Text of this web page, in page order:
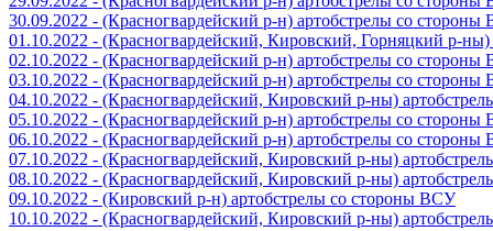
30.09.2022 - (Красногвардейский р-н) артобстрелы со
01.10.2022 - (Красногвардейский, Кировский, Горняцкий р-
02.10.2022 - (Красногвардейский р-н) артобстрелы со
03.10.2022 - (Красногвардейский р-н) артобстрелы со
04.10.2022 - (Красногвардейский, Кировский р-ны)
05.10.2022 - (Красногвардейский р-н) артобстрелы со
06.10.2022 - (Красногвардейский р-н) артобстрелы со
07.10.2022 - (Красногвардейский, Кировский р-ны)
08.10.2022 - (Красногвардейский, Кировский р-ны)
09.10.2022 - (Кировский р-н) артобстрелы со стороны ВСУ
10.10.2022 - (Красногвардейский, Кировский р-ны)